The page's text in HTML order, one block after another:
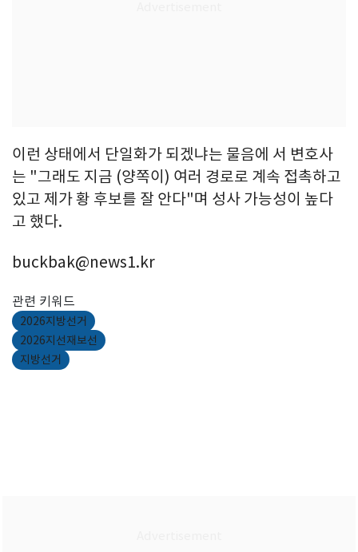
이런 상태에서 단일화가 되겠냐는 물음에 서 변호사
는 "그래도 지금 (양쪽이) 여러 경로로 계속 접촉하고
있고 제가 황 후보를 잘 안다"며 성사 가능성이 높다
고 했다.
buckbak@news1.kr
관련 키워드
2026지방선거
2026지선재보선
지방선거